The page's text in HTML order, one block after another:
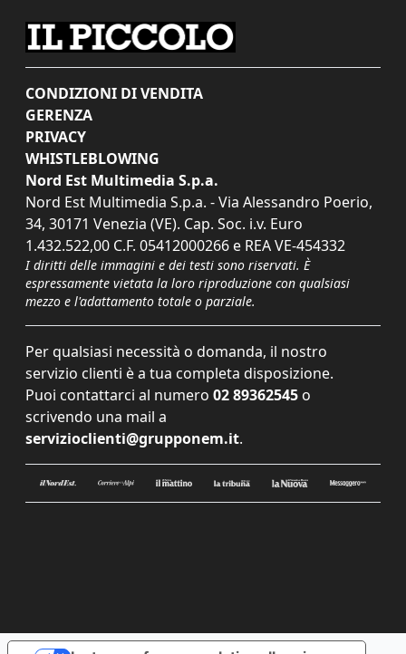
CONDIZIONI DI VENDITA
GERENZA
PRIVACY
WHISTLEBLOWING
Nord Est Multimedia S.p.a.
Nord Est Multimedia S.p.a. - Via Alessandro Poerio,
34, 30171 Venezia (VE). Cap. Soc. i.v. Euro
1.432.522,00 C.F. 05412000266 e REA VE-454332
I diritti delle immagini e dei testi sono riservati. È
espressamente vietata la loro riproduzione con qualsiasi
mezzo e l'adattamento totale o parziale.
Per qualsiasi necessità o domanda, il nostro
servizio clienti è a tua completa disposizione.
Puoi contattarci al numero 02 89362545 o
scrivendo una mail a
servizioclienti@grupponem.it.